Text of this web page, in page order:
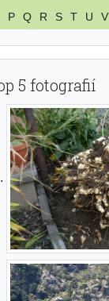
P
Q R S T U V
5 fotografií